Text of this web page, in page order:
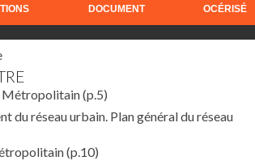
DOCUMENT
OCÉRISÉ
Métropolitain(p.5)
du réseau urbain. Plan général du réseau
(p.10)